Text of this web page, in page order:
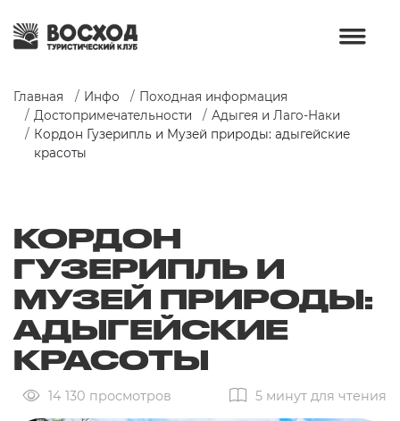
Главная Инфо
Походная информация
Достопримечательности
Адыгея и Лаго-Наки
Кордон Гузерипль и Музей природы: адыгейские
красоты
КОРДОН
ГУЗЕРИПЛЬ И
МУЗЕЙ ПРИРОДЫ:
АДЫГЕЙСКИЕ
КРАСОТЫ
14 130 просмотров 5 минут для чтения